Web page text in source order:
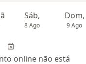
Sáb,
8 Ago
Dom,
9 Ago
online não está